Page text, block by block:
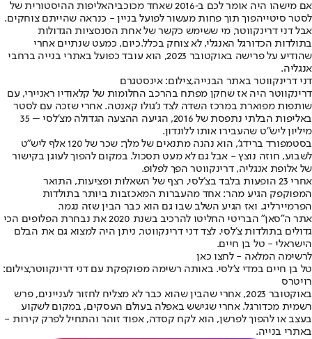
אם מישהו היה אומר לכם ב‑2016 שאחד מכוכבי
האליפות ההיסטורית של
לסטר סיטייהפוך תוך פחות מעשור לפועל בניין - כנראה שהייתם צוחקים.
אבל דני דרינקווטר, מי ששימש כקשר של אחת הסנסציות הגדולות
בתולדות הכדורגל האנגלי, לא צוחק בכלל.כיום, כמעט שנתיים אחרי
שהודיע על פרישה באוקטובר 2023, הוא עובד כפועל באתרי בנייה ברחבי
אנגליה.
דני דרינקווטר באתר הבנייה,צילום: אינסטגרם
דרינקווטר היה אז שחקן מפתח בהרכב החלומות של קלאודיו ראניירי, עם
שותפות מפוארת במרכז השדה לצד נ’גולו קאנטה. אחרי שזכה עם לסטר
באליפות הבלתי נתפסת של 2016, הגיעה ההצעה הגדולה מצ’לסי – 35
מיליון ליש”ט שהעבירו אותו ללונדון.
בסטמפורד ברידג’, הוא נהנה מתנאים של מלך: שכר של 120 אלף ליש”ט
לשבוע, חוזה נוצץ - אבל גם לא מעט תסכול. במקום להפוך לעוגן בקישור
של אלופת אנגליה, דרינקווטר הפך לפלופ.
אחרי 23 הופעות בלבד בצ'לסי, רצף של השאלות ופציעות, התואר
המפוקפק הגיע מהר: אחד מהעברות המאכזבות ביותר בתולדות
הפרמיירליג. ואז הגיע השלב שבו גם הוא כבר הבין שזה נגמר.
אתר ה"סאן" הבריטי החליטו להרכיב בשנת 2020 את נבחרת הפלופים הכי
גדולים בתולדות צ'לסי. לצד דני דרינקווטר, ניתן היה למצוא גם את הבלם
הישראלי - טל בן חיים.
לרשימה המלאה - לחצו כאן
טל בן חיים במדי צ'לסי. באותה רשימה מפוקפקת עם דני דרינקווטר,צילום:
רויטרס
באוקטובר 2023, אחרי שהבין שהוא כבר לא מצליח לחזור לעניינים, פרש
רשמית מכדורגל. אחרי שגישש באפלה בעולם העסקים, במקום לשקוע
בעצב או להפוך לפרשן, הוא לקח קסדה, אפוד זוהר והתחיל לפרק קירות -
באתרי בנייה.